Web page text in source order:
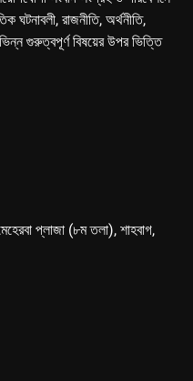
ঘটনাবলী, রাজনীতি, অর্থনীতি,
গুরুত্বপূর্ণ বিষয়ের উপর ভিত্তি
প্লাজা (৮ম তলা), শাহবাগ,